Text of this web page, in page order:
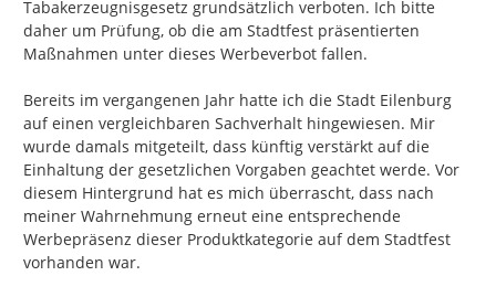
Tabakerzeugnisgesetz grundsätzlich verboten. Ich bitte
daher um Prüfung, ob die am Stadtfest präsentierten
Maßnahmen unter dieses Werbeverbot fallen.
Bereits im vergangenen Jahr hatte ich die Stadt Eilenburg
auf einen vergleichbaren Sachverhalt hingewiesen. Mir
wurde damals mitgeteilt, dass künftig verstärkt auf die
Einhaltung der gesetzlichen Vorgaben geachtet werde. Vor
diesem Hintergrund hat es mich überrascht, dass nach
meiner Wahrnehmung erneut eine entsprechende
Werbepräsenz dieser Produktkategorie auf dem Stadtfest
vorhanden war.